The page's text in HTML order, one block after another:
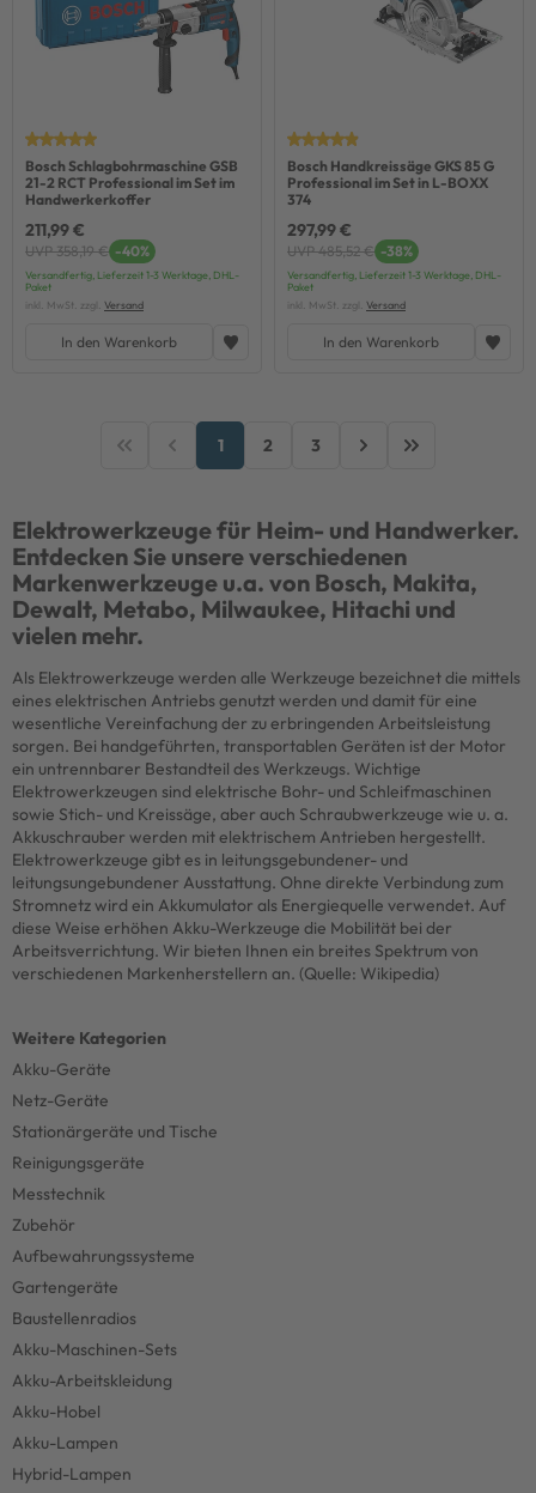
Bosch Schlagbohrmaschine GSB
21-2 RCT Professional im Set im
Handwerkerkoffer
211,99 €
UVP 358,19 € -40%
Versandfertig, Lieferzeit 1-3 Werktage, DHL-
Paket
inkl. MwSt. zzgl. Versand
In den Warenkorb
Bosch Handkreissäge GKS 85 G
Professional im Set in L-BOXX
374
297,99 €
UVP 485,52 € -38%
Versandfertig, Lieferzeit 1-3 Werktage, DHL-
Paket
inkl. MwSt. zzgl. Versand
In den Warenkorb
1 2 3
Elektrowerkzeuge für Heim- und Handwerker.
Entdecken Sie unsere verschiedenen
Markenwerkzeuge u.a. von Bosch, Makita,
Dewalt, Metabo, Milwaukee, Hitachi und
vielen mehr.
Als Elektrowerkzeuge werden alle Werkzeuge bezeichnet die mittels
eines elektrischen Antriebs genutzt werden und damit für eine
wesentliche Vereinfachung der zu erbringenden Arbeitsleistung
sorgen. Bei handgeführten, transportablen Geräten ist der Motor
ein untrennbarer Bestandteil des Werkzeugs. Wichtige
Elektrowerkzeugen sind elektrische Bohr- und Schleifmaschinen
sowie Stich- und Kreissäge, aber auch Schraubwerkzeuge wie u. a.
Akkuschrauber werden mit elektrischem Antrieben hergestellt.
Elektrowerkzeuge gibt es in leitungsgebundener- und
leitungsungebundener Ausstattung. Ohne direkte Verbindung zum
Stromnetz wird ein Akkumulator als Energiequelle verwendet. Auf
diese Weise erhöhen Akku-Werkzeuge die Mobilität bei der
Arbeitsverrichtung. Wir bieten Ihnen ein breites Spektrum von
verschiedenen Markenherstellern an. (Quelle: Wikipedia)
Akku-Geräte
Netz-Geräte
Stationärgeräte und Tische
Reinigungsgeräte
Messtechnik
Zubehör
Aufbewahrungssysteme
Gartengeräte
Baustellenradios
Akku-Maschinen-Sets
Akku-Arbeitskleidung
Akku-Hobel
Akku-Lampen
Hybrid-Lampen